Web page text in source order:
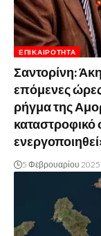
ΕΠΙΚΑΙΡΌΤΗΤΑ
Σαντορίνη:
επόμενες
ρήγμα της
καταστροφικό
5 Φεβρουαρίου 2025